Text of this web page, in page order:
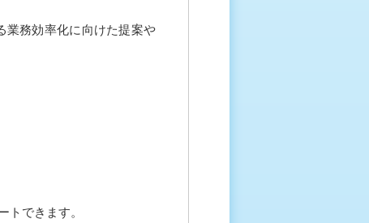
業務効率化に向けた提案や
できます。